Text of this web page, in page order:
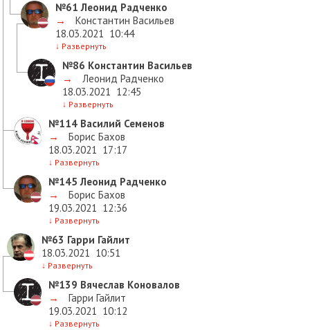
№61 Леонид Радченко
→
Константин Васильев
18.03.2021 10:44
↓ Развернуть
№86 Константин Васильев
→
Леонид Радченко
18.03.2021 12:45
↓ Развернуть
№114 Василий Семенов
→
Борис Бахов
18.03.2021 17:17
↓ Развернуть
№145 Леонид Радченко
→
Борис Бахов
19.03.2021 12:36
↓ Развернуть
№63 Гарри Гайлит
18.03.2021 10:51
↓ Развернуть
№139 Вячеслав Коновалов
→
Гарри Гайлит
19.03.2021 10:12
↓ Развернуть